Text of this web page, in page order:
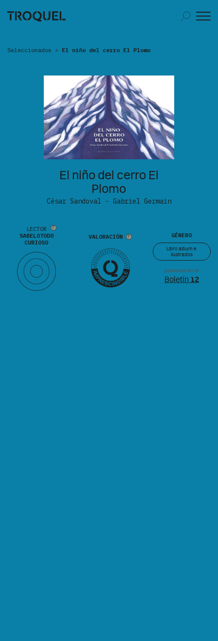
Seleccionados > El niño del cerro El Plomo
El niño del cerro El
Plomo
César Sandoval - Gabriel Germain
LECTOR
SABELOTODO
CURIOSO
VALORACIÓN GÉNERO
Libro álbum e
ilustrados
publicado en el
Boletín 12